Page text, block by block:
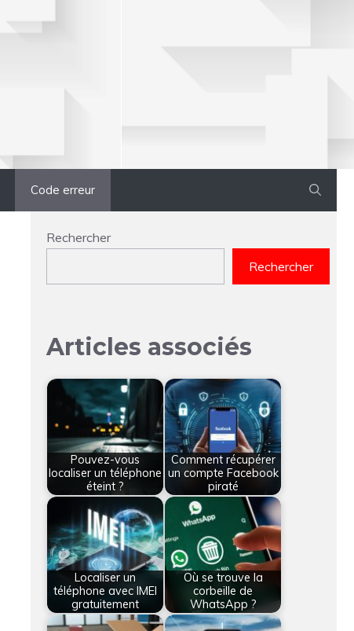
Code erreur
Rechercher
Rechercher
Articles associés
Pouvez-vous
localiser un téléphone
éteint ?
Comment récupérer
un compte Facebook
piraté
Localiser un
téléphone avec IMEI
gratuitement
Où se trouve la
corbeille de
WhatsApp ?